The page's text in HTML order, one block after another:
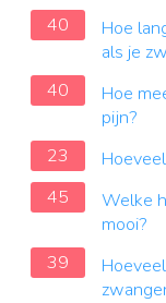
40
Hoe
als je
40
Hoe
pijn?
23
45
Welke
mooi?
39